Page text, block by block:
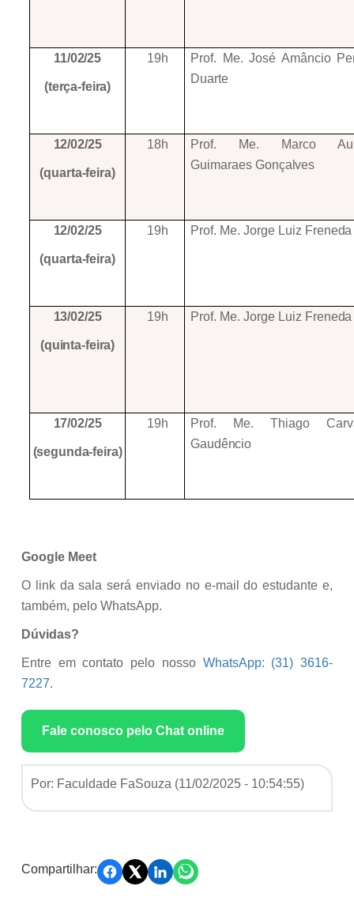
11/02/25
(terça-feira)
19h
Prof. Me. José Amâncio
Duarte
12/02/25
(quarta-feira)
18h
Prof. Me. Marco
GuimaraesGonçalves
12/02/25
(quarta-feira)
19h Prof. Me. Jorge Luiz Freneda
13/02/25
(quinta-feira)
19h Prof. Me. Jorge Luiz Freneda
17/02/25
(segunda-feira)
19h
Prof. Me. Thiago
Gaudêncio
Google Meet
O link da sala será enviado no e-mail do estudante e,
também, pelo WhatsApp.
Dúvidas?
Entre em contato pelo nosso WhatsApp: (31) 3616-
7227.
Fale conosco pelo Chat online
Por: Faculdade FaSouza (11/02/2025 - 10:54:55)
Compartilhar: